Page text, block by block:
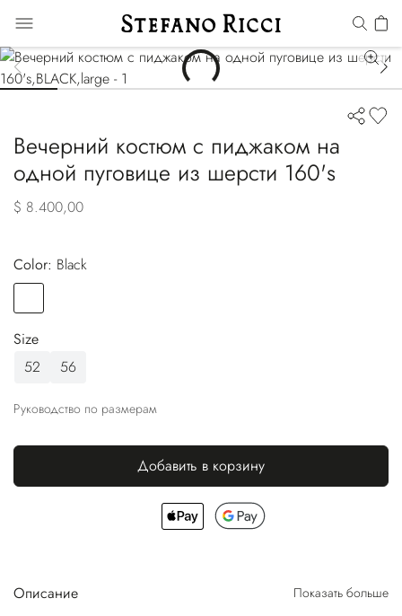
Вечерний костюм с пиджаком на
одной пуговице из шерсти 160's
$ 8.400,00
Color:
black
Size
52
56
Руководство по размерам
Добавить в корзину
Описание Показать больше